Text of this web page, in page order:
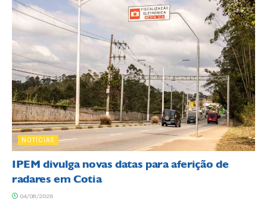
NOTÍCIAS
IPEM divulga novas datas para aferição de
radares em Cotia
04/08/2026